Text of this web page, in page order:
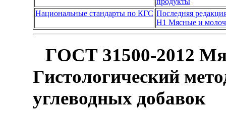
Национальные стандарты по КГС Последняя
Н1 Мясные и
ГОСТ 31500-2012
Гистологический
углеводных добавок